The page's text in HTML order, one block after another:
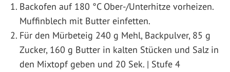
Backofen auf 180 °C Ober-/Unterhitze vorheizen.
Muffinblech mit Butter einfetten.
Für den Mürbeteig 240 g Mehl, Backpulver, 85 g
Zucker, 160 g Butter in kalten Stücken und Salz in
den Mixtopf geben und 20 Sek. | Stufe 4